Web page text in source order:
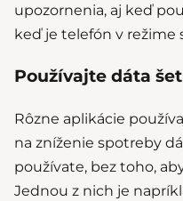
upozornenia, aj keď
keď je telefón v režime
Používajte dáta
Rôzne aplikácie
na zníženie spotreby
používate, bez toho,
Jednou z nich je